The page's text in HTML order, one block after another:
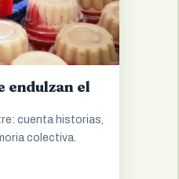
endulzan el
cuenta historias,
colectiva.